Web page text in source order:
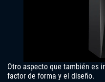
Otro aspecto que también es
factor de forma y el diseño.